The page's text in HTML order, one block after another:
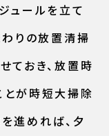
ュールを立て
りの放置清掃
ておき、放置時
とが時短大掃除
進めれば、夕